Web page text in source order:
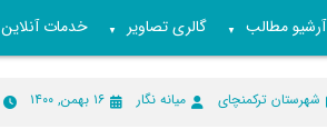
آرشیو مطالب ▼ گالری تصاویر ▼ خدمات آنلاین
شهرستان ترکمنچای میانه نگار ۱۶ بهمن, ۱۴۰۰